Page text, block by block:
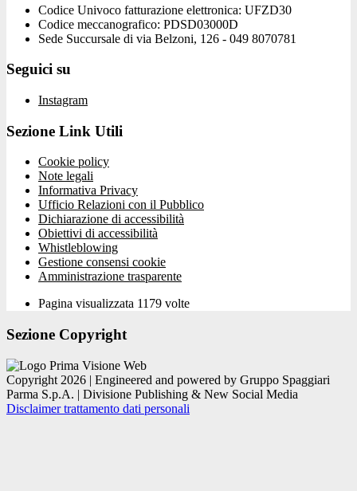
Codice Univoco fatturazione elettronica: UFZD30
Codice meccanografico: PDSD03000D
Sede Succursale di via Belzoni, 126 - 049 8070781
Seguici su
Instagram
Sezione Link Utili
Cookie policy
Note legali
Informativa Privacy
Ufficio Relazioni con il Pubblico
Dichiarazione di accessibilità
Obiettivi di accessibilità
Whistleblowing
Gestione consensi cookie
Amministrazione trasparente
Pagina visualizzata 1179 volte
Sezione Copyright
Copyright 2026 | Engineered and powered by Gruppo Spaggiari
Parma S.p.A. | Divisione Publishing & New Social Media
Disclaimer trattamento dati personali